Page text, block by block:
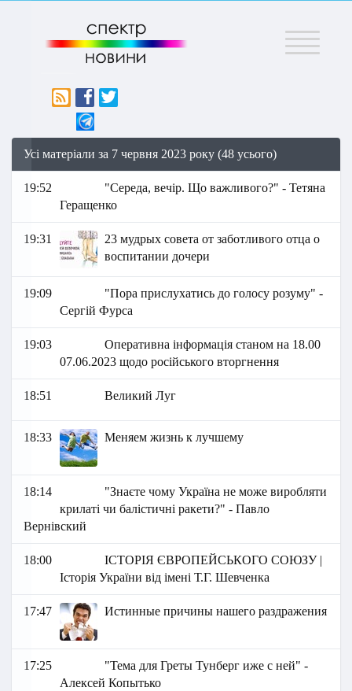
Меню
Усі матеріали за 7 червня 2023 року (48 усього)
19:52
"Середа, вечір. Що важливого?" - Тетяна
Геращенко
19:31
23 мудрых совета от заботливого отца о
воспитании дочери
19:09
"Пора прислухатись до голосу розуму" -
Сергій Фурса
19:03
Оперативна інформація станом на 18.00
07.06.2023 щодо російського вторгнення
18:51 Великий Луг
18:33 Меняем жизнь к лучшему
18:14
"Знаєте чому Україна не може виробляти
крилаті чи балістичні ракети?" - Павло
Вернівский
18:00
ІСТОРІЯ ЄВРОПЕЙСЬКОГО СОЮЗУ |
Історія України від імені Т.Г. Шевченка
17:47 Истинные причины нашего раздражения
17:25
"Тема для Греты Тунберг иже с ней" -
Алексей Копытько